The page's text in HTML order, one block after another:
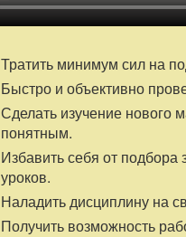
Тратить минимум сил на
Быстро и объективно
Сделать изучение нового
понятным.
Избавить себя от подбора
уроков.
Наладить дисциплину на
Получить возможность